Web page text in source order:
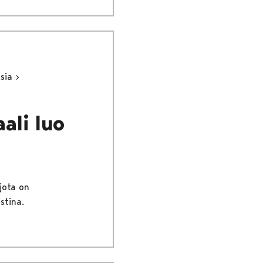
luo
on